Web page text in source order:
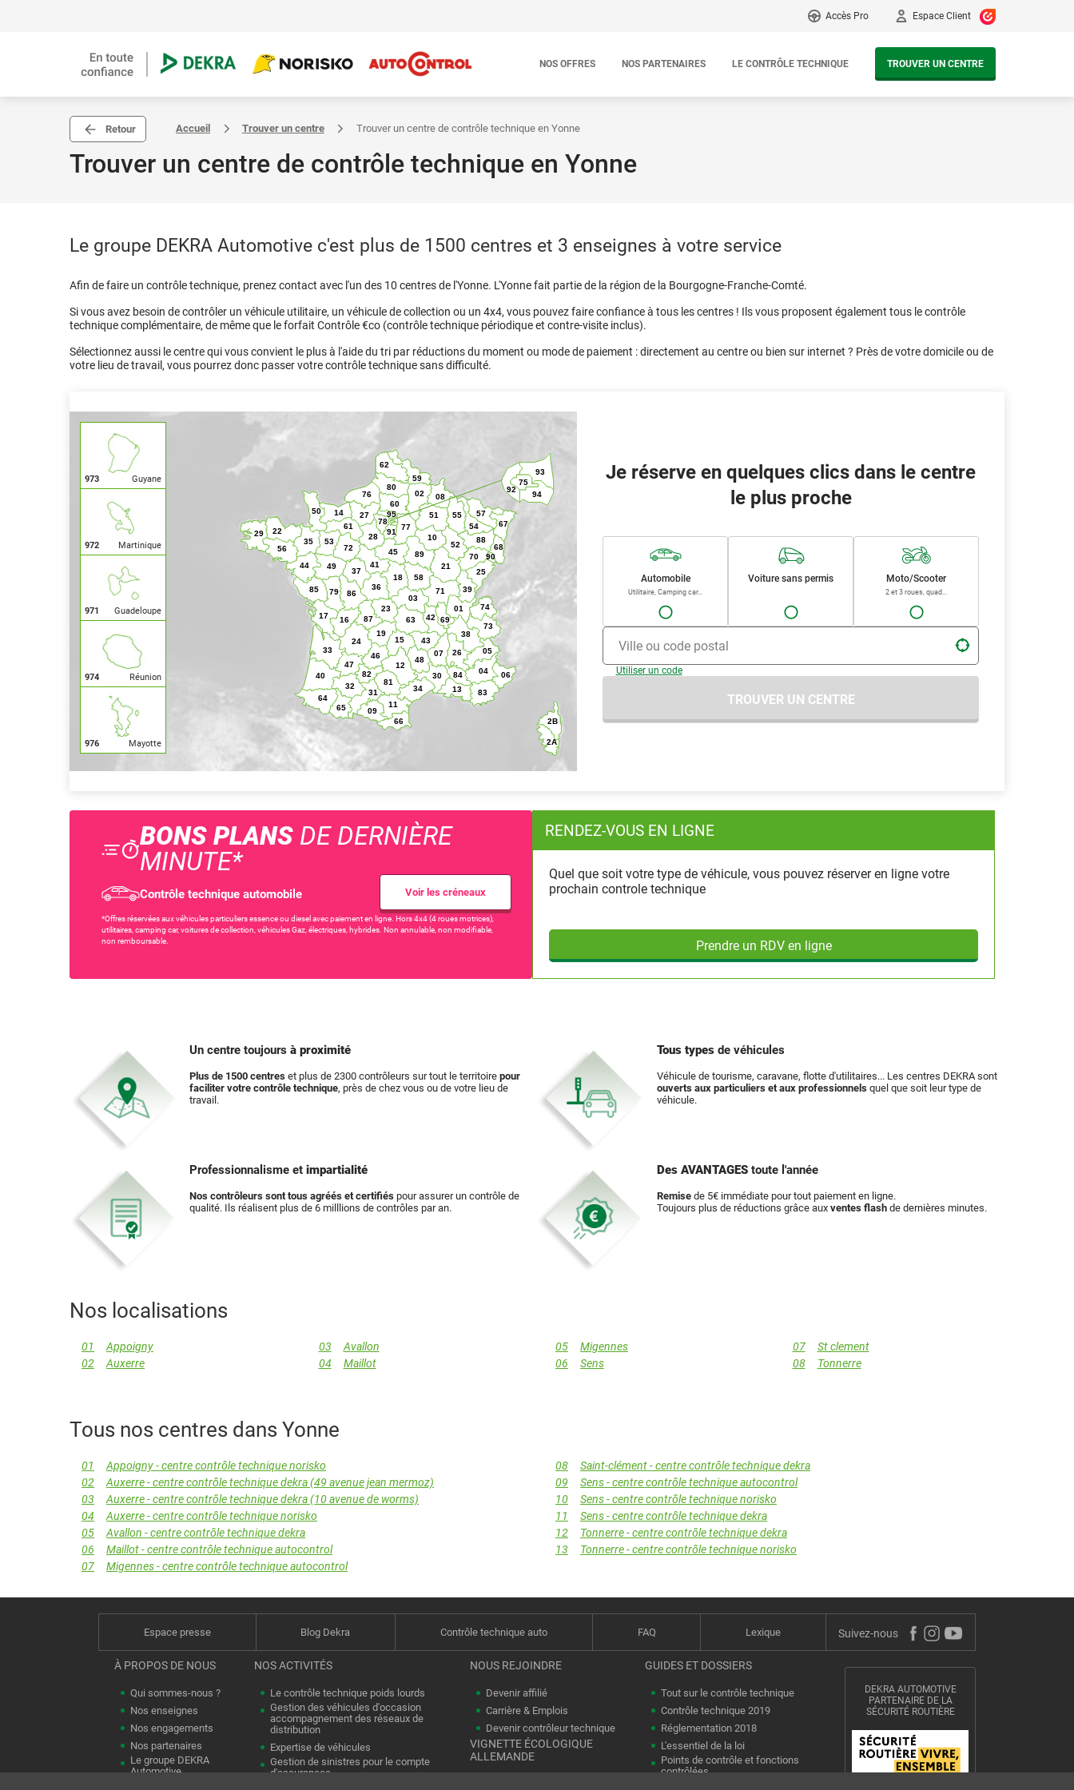
Accès Pro Espace Client
NOS OFFRES NOS PARTENAIRES LE CONTRÔLE TECHNIQUE TROUVER UN CENTRE
Retour Accueil Trouver un centre Trouver un centre de contrôle technique en Yonne
Trouver un centre de contrôle technique en Yonne
Le groupe DEKRA Automotive c'est plus de 1500 centres et 3 enseignes à votre service
Afin de faire un contrôle technique, prenez contact avec l'un des 10 centres de l'Yonne. L'Yonne fait partie de la région de la Bourgogne-Franche-Comté.
Si vous avez besoin de contrôler un véhicule utilitaire, un véhicule de collection ou un 4x4, vous pouvez faire confiance à tous les centres ! Ils vous proposent également tous le contrôle
technique complémentaire, de même que le forfait Contrôle €co (contrôle technique périodique et contre-visite inclus).
Sélectionnez aussi le centre qui vous convient le plus à l'aide du tri par réductions du moment ou mode de paiement : directement au centre ou bien sur internet ? Près de votre domicile ou de
votre lieu de travail, vous pourrez donc passer votre contrôle technique sans difficulté.
973 Guyane
972 Martinique
971 Guadeloupe
974 Réunion
976 Mayotte
Je réserve en quelques clics dans le centre
le plus proche
Automobile
Utilitaire, Camping car...
Voiture sans permis Moto/Scooter
2 et 3 roues, quad...
Ville ou code postal
Utiliser un code
TROUVER UN CENTRE
BONS PLANS DE DERNIÈRE
MINUTE*
Contrôle technique automobile Voir les créneaux
*Offres réservées aux véhicules particuliers essence ou diesel avec paiement en ligne. Hors 4x4 (4 roues motrices),
utilitaires, camping car, voitures de collection, véhicules Gaz, électriques, hybrides. Non annulable, non modifiable,
non remboursable.
RENDEZ-VOUS EN LIGNE
Quel que soit votre type de véhicule, vous pouvez réserver en ligne votre
prochain controle technique
Prendre un RDV en ligne
Un centre toujours à proximité
Plus de 1500 centres et plus de 2300 contrôleurs sur tout le territoire pour
faciliter votre contrôle technique, près de chez vous ou de votre lieu de
travail.
Tous types de véhicules
Véhicule de tourisme, caravane, flotte d'utilitaires... Les centres DEKRA sont
ouverts aux particuliers et aux professionnels quel que soit leur type de
véhicule.
Professionnalisme et impartialité
Nos contrôleurs sont tous agréés et certifiés pour assurer un contrôle de
qualité. Ils réalisent plus de 6 milllions de contrôles par an.
Des AVANTAGES toute l'année
Remise de 5€ immédiate pour tout paiement en ligne.
Toujours plus de réductions grâce aux ventes flash de dernières minutes.
Nos localisations
01
Appoigny
02
Auxerre
03
Avallon
04
Maillot
05
Migennes
06
Sens
07
St clement
08
Tonnerre
Tous nos centres dans Yonne
01
Appoigny - centre contrôle technique norisko
02
Auxerre - centre contrôle technique dekra (49 avenue jean mermoz)
03
Auxerre - centre contrôle technique dekra (10 avenue de worms)
04
Auxerre - centre contrôle technique norisko
05
Avallon - centre contrôle technique dekra
06
Maillot - centre contrôle technique autocontrol
07
Migennes - centre contrôle technique autocontrol
08
Saint-clément - centre contrôle technique dekra
09
Sens - centre contrôle technique autocontrol
10
Sens - centre contrôle technique norisko
11
Sens - centre contrôle technique dekra
12
Tonnerre - centre contrôle technique dekra
13
Tonnerre - centre contrôle technique norisko
Espace presse Blog Dekra Contrôle technique auto FAQ Lexique Suivez-nous
À PROPOS DE NOUS
Qui sommes-nous ?
Nos enseignes
Nos engagements
Nos partenaires
Le groupe DEKRA
Automotive
NOS ACTIVITÉS
Le contrôle technique poids lourds
Gestion des véhicules d'occasion
accompagnement des réseaux de
distribution
Expertise de véhicules
Gestion de sinistres pour le compte
d'assurances
NOUS REJOINDRE
Devenir affilié
Carrière & Emplois
Devenir contrôleur technique
VIGNETTE ÉCOLOGIQUE
ALLEMANDE
GUIDES ET DOSSIERS
Tout sur le contrôle technique
Contrôle technique 2019
Réglementation 2018
L'essentiel de la loi
Points de contrôle et fonctions
contrôlées
DEKRA AUTOMOTIVE
PARTENAIRE DE LA
SÉCURITÉ ROUTIÈRE